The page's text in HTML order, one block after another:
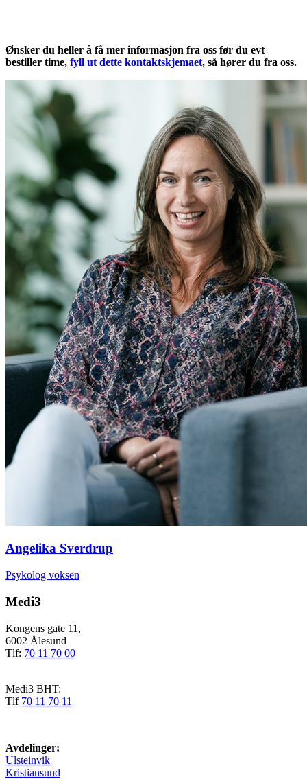
Ønsker du heller å få mer informasjon fra oss før du evt
bestiller time, fyll ut dette kontaktskjemaet, så hører du fra oss.
Angelika Sverdrup
Psykolog voksen
Medi3
Kongens gate 11,
6002 Ålesund
Tlf: 70 11 70 00
Medi3 BHT:
Tlf 70 11 70 11
Avdelinger:
Ulsteinvik
Kristiansund